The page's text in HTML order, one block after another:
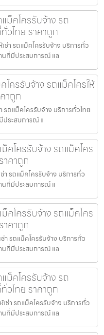
ม็คโครรับจ้าง รถ
วไทย ราคาถูก
ช่า รถแม็คโครรับจ้าง บริการทั่ว
นที่มีประสบการณ์ แล
โครรับจ้าง รถแม็คโครให้
าถูก
รถแม็คโครรับจ้าง บริการทั่วไทย
ประสบการณ์ แ
คโครรับจ้าง รถแม็คโคร
าคาถูก
ช่า รถแม็คโครรับจ้าง บริการทั่ว
นที่มีประสบการณ์ แ
คโครรับจ้าง รถแม็คโคร
าคาถูก
า รถแม็คโครรับจ้าง บริการทั่ว
นที่มีประสบการณ์ แล
ม็คโครรับจ้าง รถ
วไทย ราคาถูก
ช่า รถแม็คโครรับจ้าง บริการทั่ว
นที่มีประสบการณ์ แล